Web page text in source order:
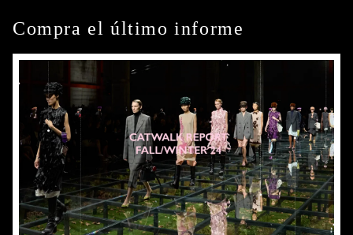
Compra el último informe